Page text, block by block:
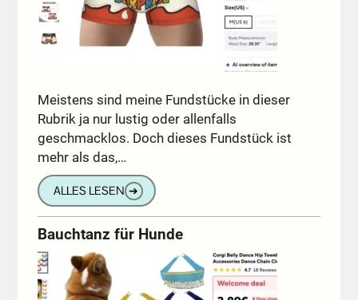
Meistens sind meine Fundstücke in dieser
Rubrik ja nur lustig oder allenfalls
geschmacklos. Doch dieses Fundstück ist
mehr als das,…
ALLES LESEN ➔
Bauchtanz für Hunde